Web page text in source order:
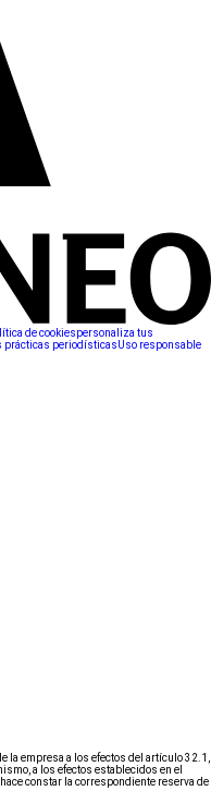
de cookiespersonaliza tus
prácticas periodísticasUso responsable
empresa a los efectos del artículo 32.1,
a los efectos establecidos en el
constar la correspondiente reserva de